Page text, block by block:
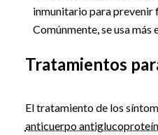
inmunitario para prevenir
Comúnmente, se usa más
Tratamientos
El tratamiento de los
anticuerpo